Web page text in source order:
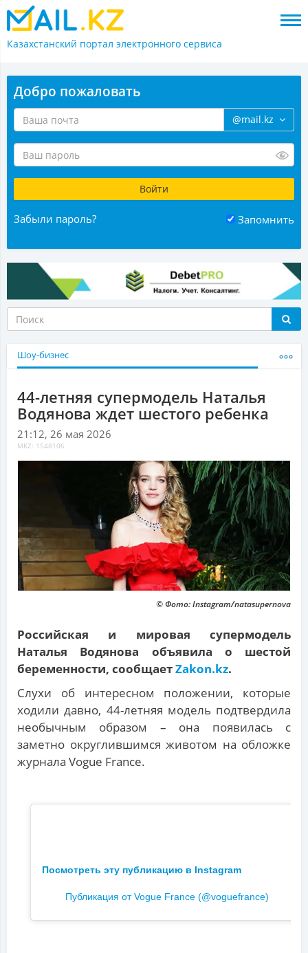
Казахстанский портал электронного сервиса
Добро пожаловать
@mail.kz
Забыли пароль? Запомнить
Шоу-бизнес
44-летняя супермодель Наталья
Водянова ждет шестого ребенка
21:12, 26 мая 2026
MKZ: 1548106
© Фото: Instagram/natasupernova
Российская и мировая супермодель
Наталья Водянова объявила о шестой
беременности, сообщаетZakon.kz.
Слухи об интересном положении, которые
ходили давно, 44-летняя модель подтвердила
необычным образом – она появилась с
заметно округлившимся животом на обложке
журнала Vogue France.
Посмотреть эту публикацию в Instagram
Публикация от Vogue France (@voguefrance)